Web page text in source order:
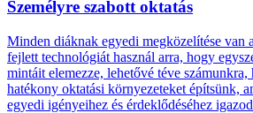
Személyre szabott oktatás
Minden diáknak egyedi megközelítése van
fejlett technológiát használ arra, hogy
mintáit elemezze, lehetővé téve
hatékony oktatási környezeteket építsünk,
egyedi igényeihez és érdeklődéséhez